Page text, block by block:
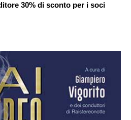
30% di sconto per i soci